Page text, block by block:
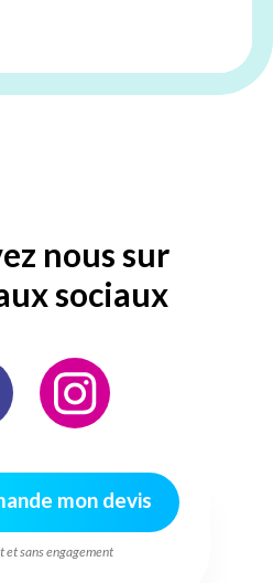
nous sur
sociaux
mon devis
et sans engagement